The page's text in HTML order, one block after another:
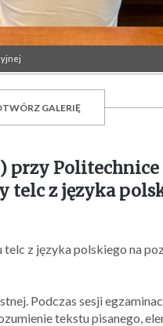
GALERIĘ
przy
telc z języka
z języka polskiego na
Podczas sesji
tekstu pisanego,